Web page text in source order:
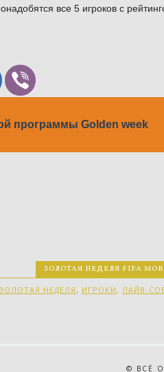
все 5 игроков с
программы Golden week
ЗОЛОТАЯ НЕДЕЛЯ FIFA
НЕДЕЛЯ, ИГРОКИ , ЛАЙВ-
© ВСЁ О